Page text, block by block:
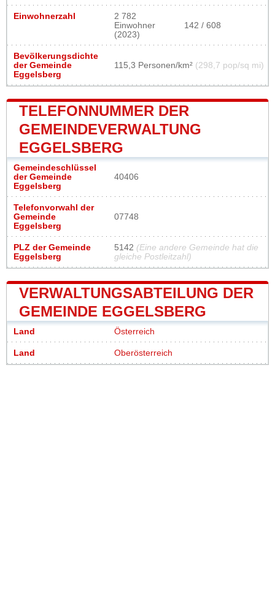
Einwohnerzahl
2 782
Einwohner
(2023)
142 / 608
Bevölkerungsdichte
der Gemeinde
Eggelsberg
115,3 Personen/km² (298,7 pop/sq mi)
TELEFONNUMMER DER
GEMEINDEVERWALTUNG
EGGELSBERG
Gemeindeschlüssel
der Gemeinde
Eggelsberg
40406
Telefonvorwahl der
Gemeinde
Eggelsberg
07748
PLZ der Gemeinde
Eggelsberg
5142 (Eine andere Gemeinde hat die
gleiche Postleitzahl)
VERWALTUNGSABTEILUNG DER
GEMEINDE EGGELSBERG
Land Österreich
Land Oberösterreich